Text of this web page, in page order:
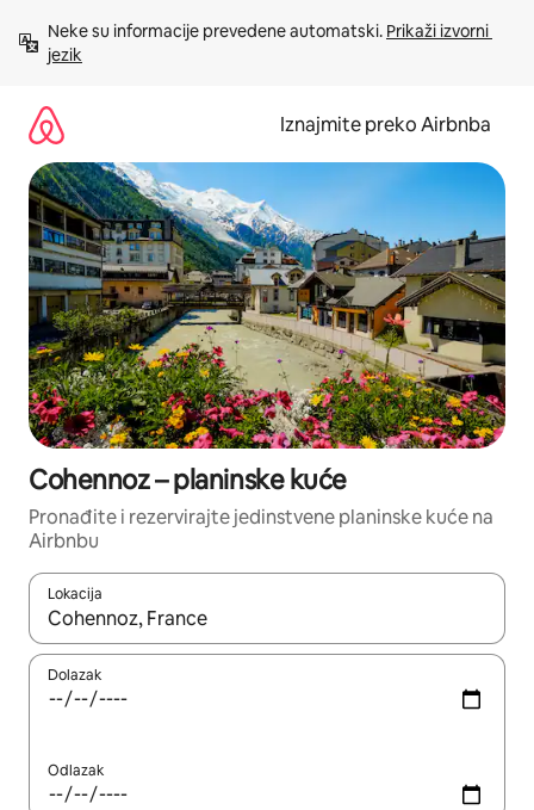
sadržaj
Neke su informacije prevedene automatski. Prikaži izvorni
jezik
Iznajmite preko Airbnba
Cohennoz – planinske kuće
Pronađite i rezervirajte jedinstvene planinske kuće na
Airbnbu
Lokacija
Kada budu dostupni rezultati, moći ćete ih pregledati
Dolazak
Odlazak